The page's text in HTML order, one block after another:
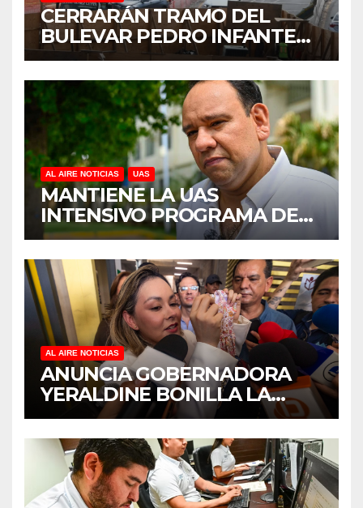
CERRARÁN TRAMO DEL
BULEVAR PEDRO INFANTE
PARA ACELERAR OBRAS
ANTES DEL REGRESO A
CLASES
AL AIRE NOTICIAS UAS
MANTIENE LA UAS
INTENSIVO PROGRAMA DE
MANTENIMIENTO Y
REHABILITACIÓN EN SUS
PLANTELES ANTE EL INICIO
DEL CICLO ESCOLAR 2026-
2027
AL AIRE NOTICIAS
ANUNCIA GOBERNADORA
YERALDINE BONILLA LA
REAPERTURA DEL
PROGRAMA “PONTE AL
CORRIENTE” PARA APOYAR
LA ECONOMÍA FAMILIAR EN
SINALOA